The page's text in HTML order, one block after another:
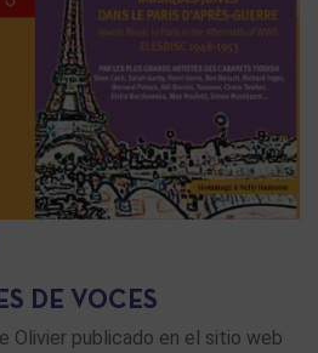
DE VOCES
Olivier publicado en el sitio web